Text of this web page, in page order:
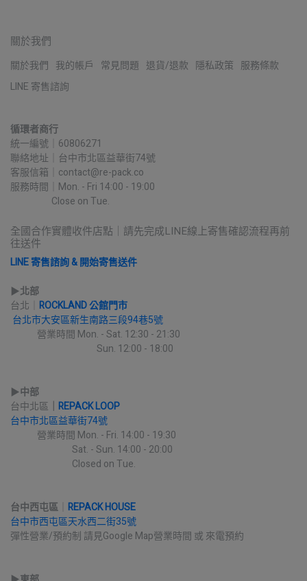
關於我們
關於我們 我的帳戶 常見問題 退貨/退款 隱私政策 服務條款
LINE 寄售諮詢
循環者商行
統一編號｜60806271
聯絡地址｜台中市北區益華街74號
客服信箱｜contact@re-pack.co
服務時間｜Mon. - Fri 14:00 - 19:00
Close on Tue.
全國合作實體收件店點｜請先完成LINE線上寄售確認流程再前
往送件
LINE 寄售諮詢 & 開始寄售送件
▶︎北部
台北｜ ROCKLAND 公館門市
台北市大安區新生南路三段94巷5號
營業時間 Mon. - Sat. 12:30 - 21:30
Sun. 12:00 - 18:00
▶︎中部
台中北區
REPACK LOOP
台中市北區益華街74號
營業時間 Mon. - Fri. 14:00 - 19:30
Sat. - Sun. 14:00 - 20:00
Closed on Tue.
台中西屯區
REPACK HOUSE
台中市西屯區天水西二街35號
彈性營業/預約制 請見Google Map營業時間 或 來電預約